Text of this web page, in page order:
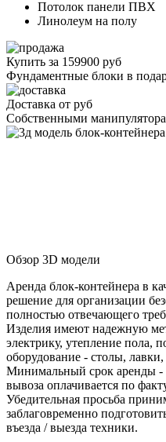
Потолок панели ПВХ
Линолеум на полу
Купить за 159900 руб
Фундаментные блоки в
Доставка от руб
Собственными
Обзор 3D модели
Аренда блок-контейнера в
решение для организации
полностью отвечающего
Изделия имеют надежную
электрику, утепление пола,
оборудование - столы,
Минимальный срок аренды -
вывоза оплачивается по
Убедительная просьба
заблаговременно
въезда / выезда техники.